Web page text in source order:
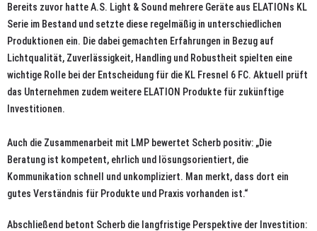
Bereits zuvor hatte A.S. Light & Sound mehrere Geräte aus ELATIONs KL
Serie im Bestand und setzte diese regelmäßig in unterschiedlichen
Produktionen ein. Die dabei gemachten Erfahrungen in Bezug auf
Lichtqualität, Zuverlässigkeit, Handling und Robustheit spielten eine
wichtige Rolle bei der Entscheidung für die KL Fresnel 6 FC. Aktuell prüft
das Unternehmen zudem weitere ELATION Produkte für zukünftige
Investitionen.
Auch die Zusammenarbeit mit LMP bewertet Scherb positiv: „Die
Beratung ist kompetent, ehrlich und lösungsorientiert, die
Kommunikation schnell und unkompliziert. Man merkt, dass dort ein
gutes Verständnis für Produkte und Praxis vorhanden ist.“
Abschließend betont Scherb die langfristige Perspektive der Investition: